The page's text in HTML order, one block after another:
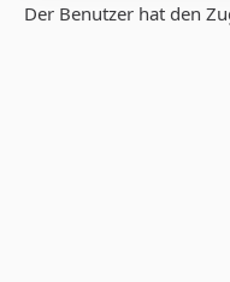
Der Benutzer hat den